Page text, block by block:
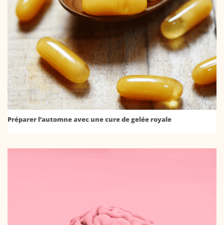
Préparer l’automne avec une cure de gelée royale